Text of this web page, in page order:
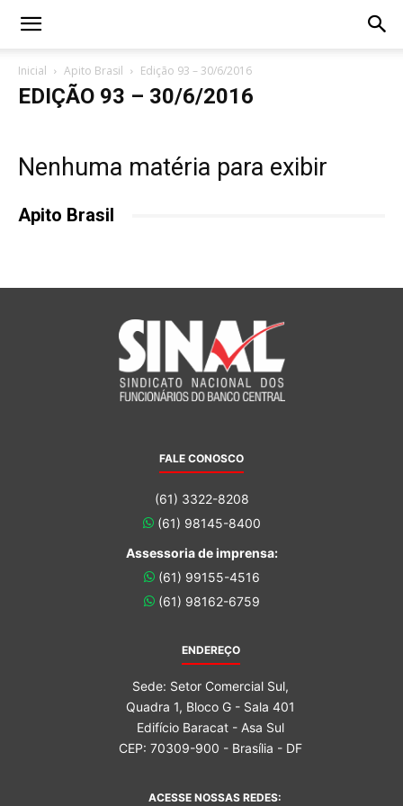
Inicial Apito Brasil Edição 93 – 30/6/2016
EDIÇÃO 93 – 30/6/2016
Nenhuma matéria para exibir
Apito Brasil
FALE CONOSCO
(61) 3322-8208
(61) 98145-8400
Assessoria de imprensa:
(61) 99155-4516
(61) 98162-6759
ENDEREÇO
Sede: Setor Comercial Sul,
Quadra 1, Bloco G - Sala 401
Edifício Baracat - Asa Sul
CEP: 70309-900 - Brasília - DF
ACESSE NOSSAS REDES: